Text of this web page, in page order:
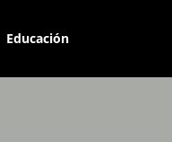
Educación